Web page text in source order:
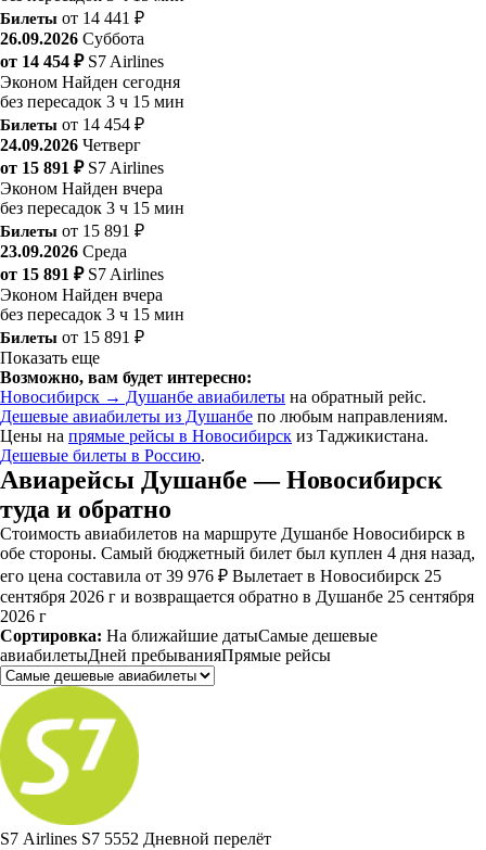
Билеты от 14 441 ₽
26.09.2026 Суббота
от 14 454 ₽ S7 Airlines
Эконом Найден сегодня
без пересадок 3 ч 15 мин
Билеты от 14 454 ₽
24.09.2026 Четверг
от 15 891 ₽ S7 Airlines
Эконом Найден вчера
без пересадок 3 ч 15 мин
Билеты от 15 891 ₽
23.09.2026 Среда
от 15 891 ₽ S7 Airlines
Эконом Найден вчера
без пересадок 3 ч 15 мин
Билеты от 15 891 ₽
Показать еще
Возможно, вам будет интересно:
Новосибирск → Душанбе авиабилеты на обратный рейс.
Дешевые авиабилеты из Душанбе по любым направлениям.
Цены на прямые рейсы в Новосибирск из Таджикистана.
Дешевые билеты в Россию.
Авиарейсы Душанбе — Новосибирск
туда и обратно
Стоимость авиабилетов на маршруте Душанбе Новосибирск в
обе стороны. Самый бюджетный билет был куплен 4 дня назад,
его цена составила от 39 976 ₽ Вылетает в Новосибирск 25
сентября 2026 г и возвращается обратно в Душанбе 25 сентября
2026 г
Сортировка: На ближайшие датыСамые дешевые
авиабилетыДней пребыванияПрямые рейсы
S7 Airlines S7 5552 Дневной перелёт